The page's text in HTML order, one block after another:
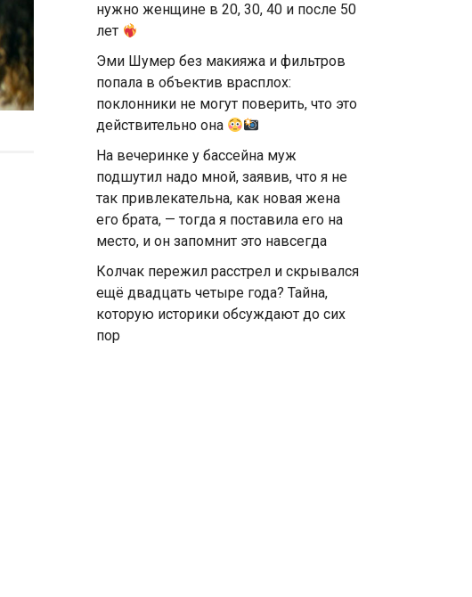
нужно женщине в 20, 30, 40 и после 50
лет
Эми Шумер без макияжа и фильтров
попала в объектив врасплох:
поклонники не могут поверить, что это
действительно она
На вечеринке у бассейна муж
подшутил надо мной, заявив, что я не
так привлекательна, как новая жена
его брата, — тогда я поставила его на
место, и он запомнит это навсегда
Колчак пережил расстрел и скрывался
ещё двадцать четыре года? Тайна,
которую историки обсуждают до сих
пор